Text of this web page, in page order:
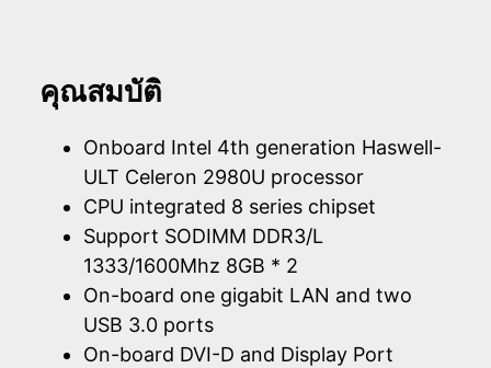
คุณสมบัติ
Onboard Intel 4th generation Haswell-
ULT Celeron 2980U processor
CPU integrated 8 series chipset
Support SODIMM DDR3/L
1333/1600Mhz 8GB * 2
On-board one gigabit LAN and two
USB 3.0 ports
On-board DVI-D and Display Port